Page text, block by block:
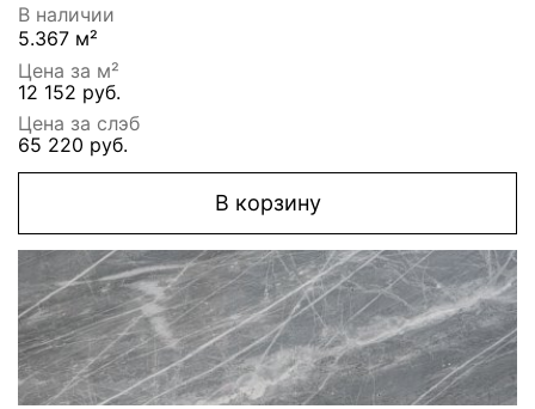
В наличии
5.367 м²
Цена за м²
12 152 руб.
Цена за слэб
65 220 руб.
В корзину